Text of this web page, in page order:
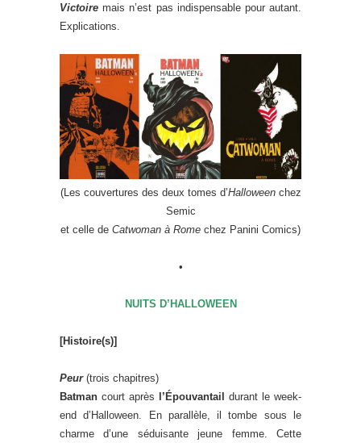
Victoire mais n’est pas indispensable pour autant.
Explications.
(Les couvertures des deux tomes d’Halloweenchez
Semic
et celle de Catwoman à Rome chez Panini Comics)
•
NUITS D’HALLOWEEN
[Histoire(s)]
Peur (trois chapitres)
Batman court après l’Épouvantail
durant le week-
end d’Halloween. En parallèle, il tombe sous le
charme d’une séduisante jeune femme. Cette